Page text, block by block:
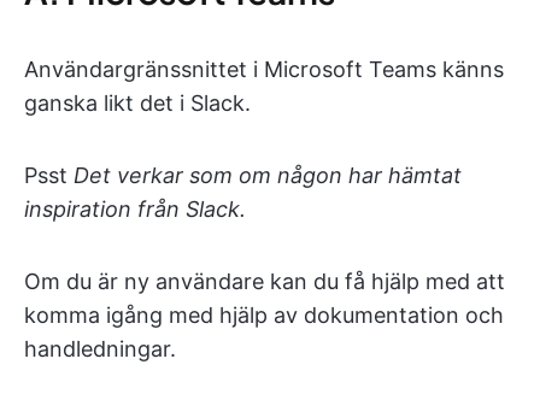
Användargränssnittet i Microsoft Teams känns
ganska likt det i Slack.
Psst Det verkar som om någon har hämtat
inspiration från Slack.
Om du är ny användare kan du få hjälp med att
komma igång med hjälp av dokumentation och
handledningar.